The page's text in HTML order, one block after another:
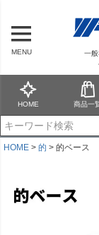
MENU
一
公
HOME 商品一
HOME 的 的ベース